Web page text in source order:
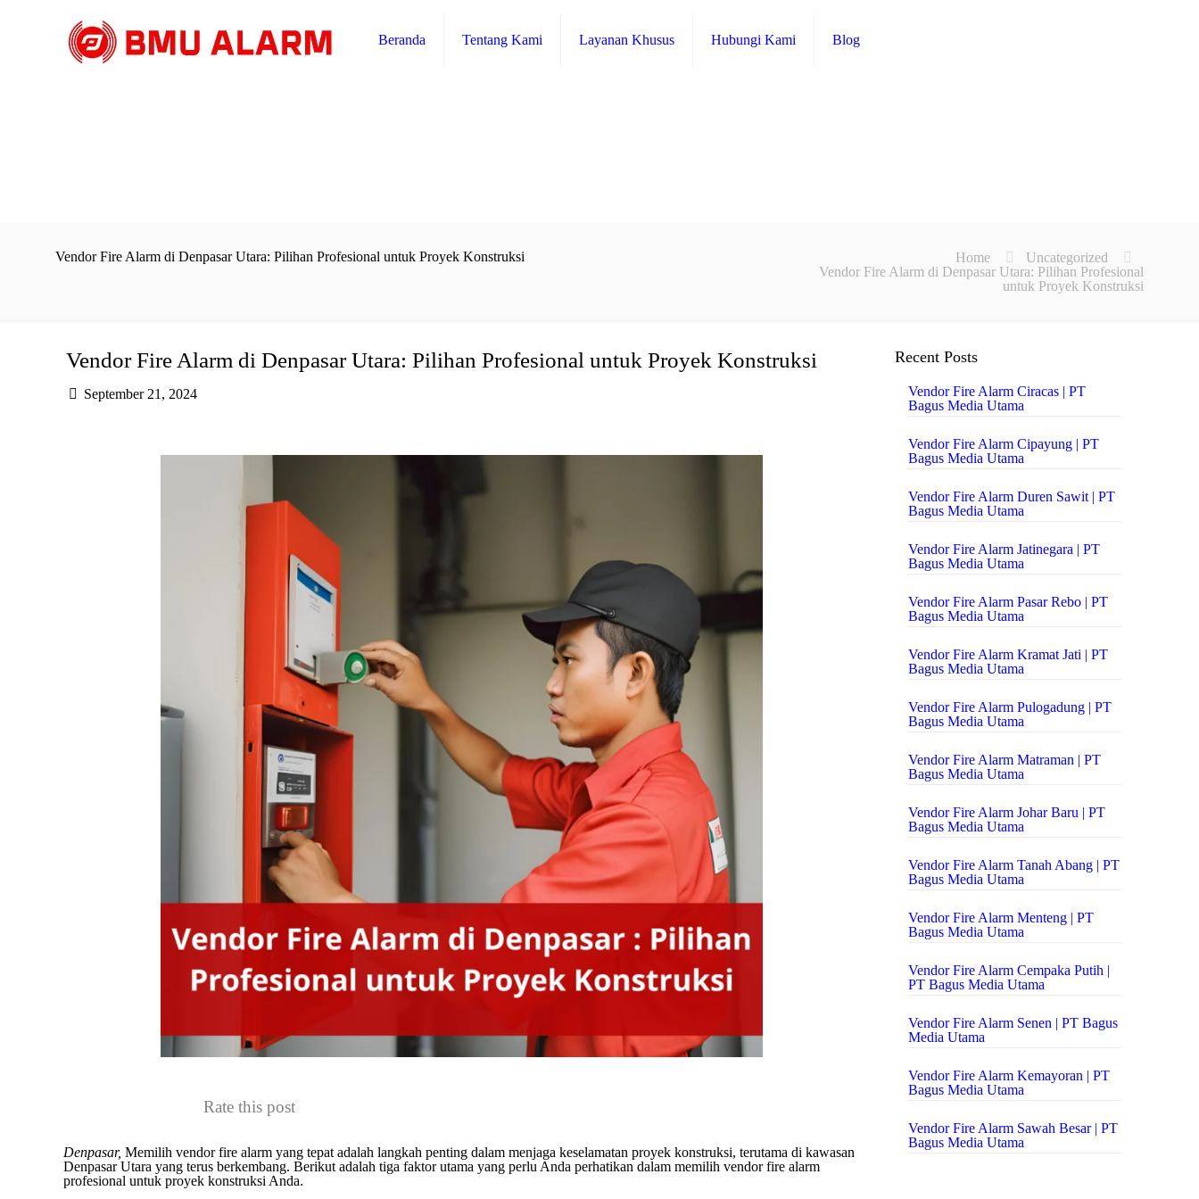
Beranda Tentang Kami Layanan Khusus Hubungi Kami Blog
Vendor Fire Alarm di Denpasar Utara: Pilihan Profesional untuk Proyek Konstruksi Home
Uncategorized
Vendor Fire Alarm di Denpasar Utara: Pilihan Profesional
untuk Proyek Konstruksi
Vendor Fire Alarm di Denpasar Utara: Pilihan Profesional untuk Proyek Konstruksi
September 21, 2024
Rate this post
Denpasar,Memilih vendor fire alarm yang tepat adalah langkah penting dalam menjaga keselamatan proyek konstruksi, terutama di kawasan
Denpasar Utara yang terus berkembang. Berikut adalah tiga faktor utama yang perlu Anda perhatikan dalam memilih vendor fire alarm
profesional untuk proyek konstruksi Anda.
Recent Posts
Vendor Fire Alarm Ciracas | PT
Bagus Media Utama
Vendor Fire Alarm Cipayung | PT
Bagus Media Utama
Vendor Fire Alarm Duren Sawit | PT
Bagus Media Utama
Vendor Fire Alarm Jatinegara | PT
Bagus Media Utama
Vendor Fire Alarm Pasar Rebo | PT
Bagus Media Utama
Vendor Fire Alarm Kramat Jati | PT
Bagus Media Utama
Vendor Fire Alarm Pulogadung | PT
Bagus Media Utama
Vendor Fire Alarm Matraman | PT
Bagus Media Utama
Vendor Fire Alarm Johar Baru | PT
Bagus Media Utama
Vendor Fire Alarm Tanah Abang | PT
Bagus Media Utama
Vendor Fire Alarm Menteng | PT
Bagus Media Utama
Vendor Fire Alarm Cempaka Putih |
PT Bagus Media Utama
Vendor Fire Alarm Senen | PT Bagus
Media Utama
Vendor Fire Alarm Kemayoran | PT
Bagus Media Utama
Vendor Fire Alarm Sawah Besar | PT
Bagus Media Utama